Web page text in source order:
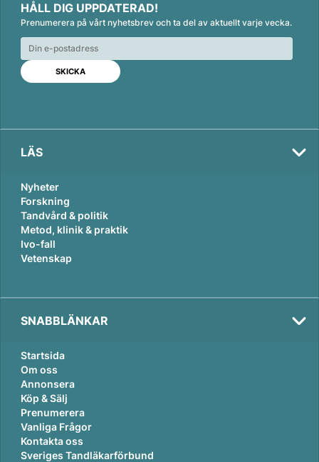
n
k
e
d
n
c
e
b
o
o
k
a
i
l
HÅLL DIG UPPDATERAD!
Prenumerera på vårt nyhetsbrev och ta del av aktuellt varje vecka.
LÄS
Nyheter
Forskning
Tandvård & politik
Metod, klinik & praktik
Ivo-fall
Vetenskap
SNABBLÄNKAR
Startsida
Om oss
Annonsera
Köp & Sälj
Prenumerera
Vanliga Frågor
Kontakta oss
Sveriges Tandläkarförbund